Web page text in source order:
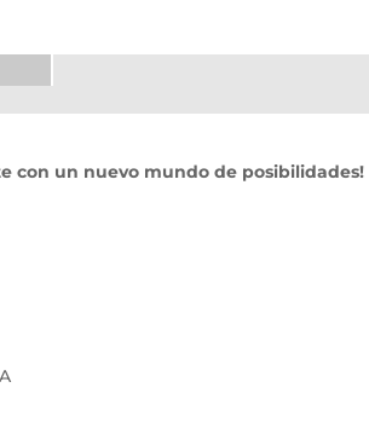
con un nuevo mundo de posibilidades!